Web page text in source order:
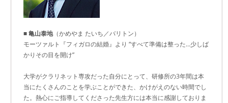
■ 亀山泰地（かめやま たいち／バリトン）
モーツァルト『フィガロの結婚』より “すべて準備は整った…少しば
かりその目を開け”
大学がクラリネット専攻だった自分にとって、研修所の3年間は本
当にたくさんのことを学ぶことができた、かけがえのない時間でし
た。熱心にご指導してくださった先生方には本当に感謝しておりま